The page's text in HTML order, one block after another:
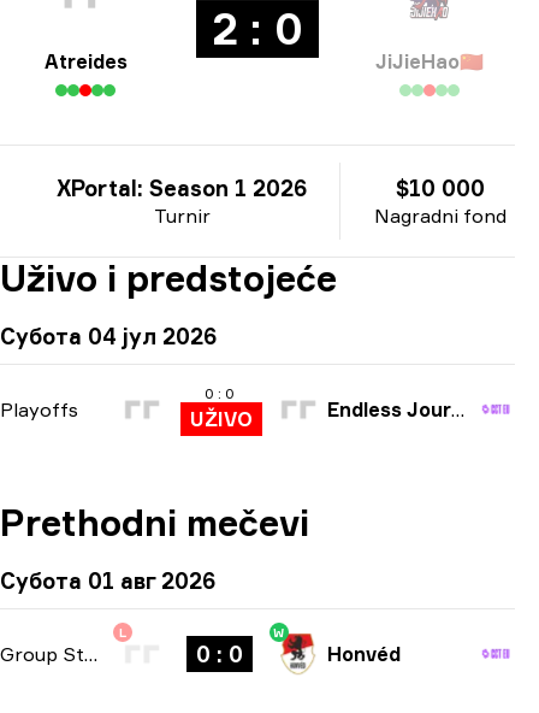
Atreides
2 : 0
JiJieHao🇨🇳
Turnir
XPortal: Season 1 2026
Nagradni fond
$10 000
Uživo i predstojeće
Субота 04 јул 2026
Playoffs
0 : 0
UŽIVO Endless Journey
Prethodni mečevi
Субота 01 авг 2026
Group Stage
L
0 : 0
W
Honvéd